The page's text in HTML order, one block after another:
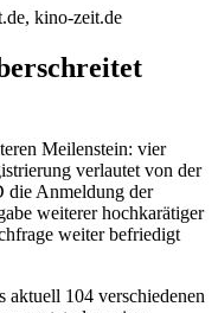
kino-zeit.de
Meilenstein: vier
verlautet von der
die Anmeldung der
weiterer hochkarätiger
weiter befriedigt
aktuell 104 verschiedenen